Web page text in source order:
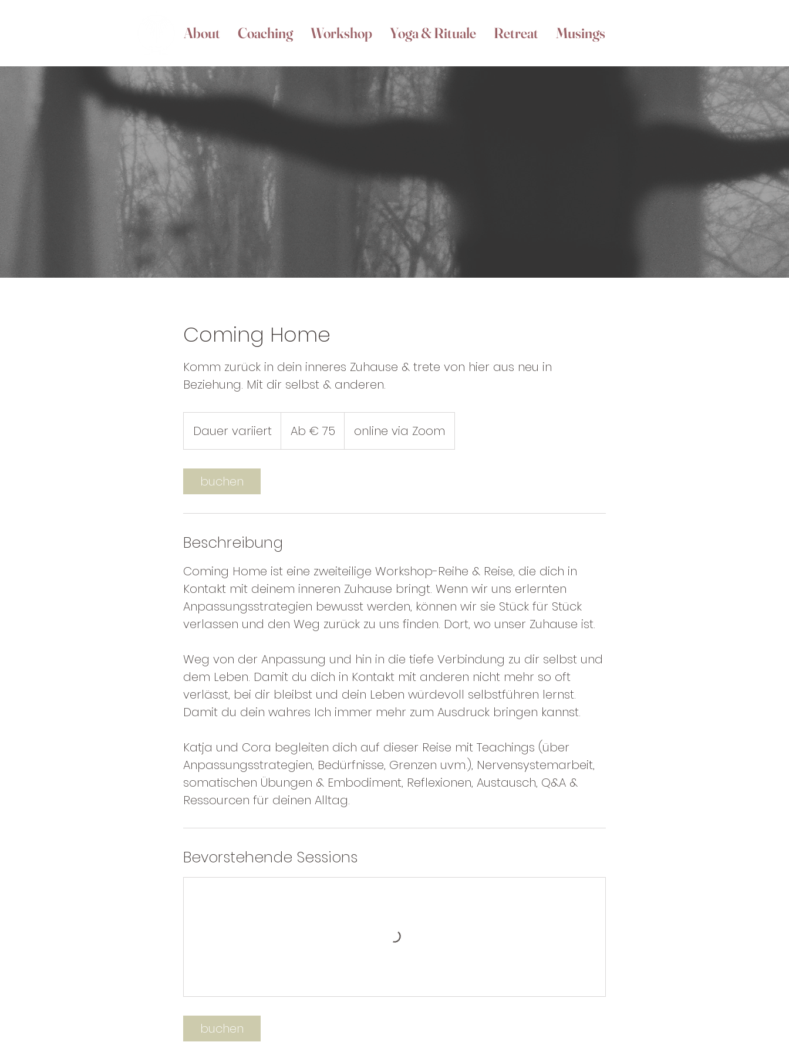
About Coaching Workshop Yoga & Rituale Retreat Musings
Coming Home
Komm zurück in dein inneres Zuhause & trete von hier aus neu in
Beziehung. Mit dir selbst & anderen.
Dauer variiert
a
v
a
r
i
i
e
r
EuroAb € 75 online via Zoom
buchen
Beschreibung
Coming Home ist eine zweiteilige Workshop-Reihe & Reise, die dich in
Kontakt mit deinem inneren Zuhause bringt. Wenn wir uns erlernten
Anpassungsstrategien bewusst werden, können wir sie Stück für Stück
verlassen und den Weg zurück zu uns finden. Dort, wo unser Zuhause ist.
Weg von der Anpassung und hin in die tiefe Verbindung zu dir selbst und
dem Leben. Damit du dich in Kontakt mit anderen nicht mehr so oft
verlässt, bei dir bleibst und dein Leben würdevoll selbstführen lernst.
Damit du dein wahres Ich immer mehr zum Ausdruck bringen kannst.
Katja und Cora begleiten dich auf dieser Reise mit Teachings (über
Anpassungsstrategien, Bedürfnisse, Grenzen uvm.), Nervensystemarbeit,
somatischen Übungen & Embodiment, Reflexionen, Austausch, Q&A &
Ressourcen für deinen Alltag.
Bevorstehende Sessions
buchen